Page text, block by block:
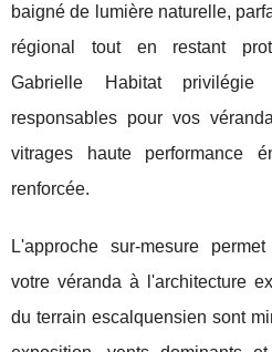
baigné de lumière naturelle,
régional tout en restant
Gabrielle Habitat
responsables pour vos
vitrages haute performance
renforcée.
L'approche sur-mesure
votre véranda à l'architecture
du terrain escalquensien sont